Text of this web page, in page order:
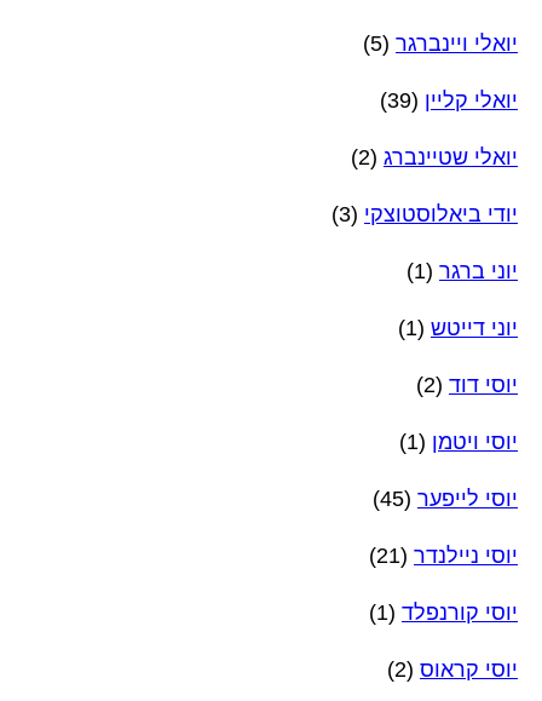
יואלי ויינברגר (5)
יואלי קליין (39)
יואלי שטיינברג (2)
יודי ביאלוסטוצקי (3)
יוני ברגר (1)
יוני דייטש (1)
יוסי דוד (2)
יוסי ויטמן (1)
יוסי לייפער (45)
יוסי ניילנדר (21)
יוסי קורנפלד (1)
יוסי קראוס (2)